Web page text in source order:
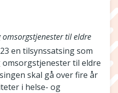
omsorgstjenester til eldre
en tilsynssatsing som
til eldre
skal gå over fire år
i helse- og